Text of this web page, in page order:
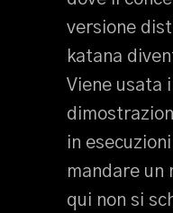
versione
katana
Viene usata
in
mandare un
qui non si